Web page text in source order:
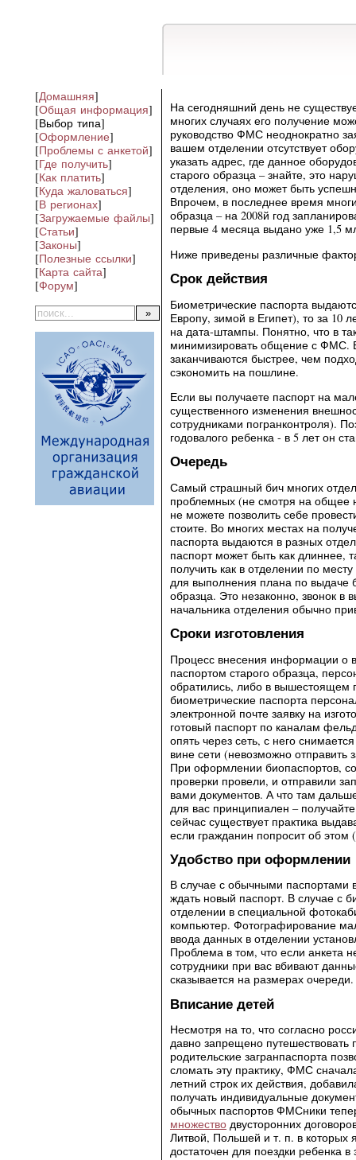
[Домашняя]
[Общая информация]
[Выбор типа]
[Оформление]
[Проблемы с анкетой]
[Где получить]
[Как платить]
[Куда жаловаться]
[В регионах]
[Загружаемые файлы]
[Статьи]
[Законы]
[Полезные ссылки]
[Карта сайта]
[Форум]
На сегодняшний день не
многих случаях его получение
руководство ФМС неоднократно
вашем отделении отсутствует
указать адрес, где данное
старого образца – знайте, это
отделения, оно может быть
Впрочем, в последнее время
образца – на 2008й год
первые 4 месяца выдано уже 1,5
Ниже приведены различные
Срок действия
Биометрические паспорта
Европу, зимой в Египет), то за 10
на дата-штампы. Понятно, что в
минимизировать общение с ФМС.
заканчиваются быстрее, чем
сэкономить на пошлине.
Если вы получаете паспорт на
существенного изменения
сотрудниками погранконтроля).
годовалого ребенка - в 5 лет он
Очередь
Самый страшный бич многих
проблемных (не смотря на общее
не можете позволить себе
стоите. Во многих местах на
паспорта выдаются в разных
паспорт может быть как длиннее,
получить как в отделении по
для выполнения плана по выдаче
образца. Это незаконно, звонок
начальника отделения обычно
Сроки изготовления
Процесс внесения информации о
паспортом старого образца,
обратились, либо в вышестоящем
биометрические паспорта
электронной почте заявку на
готовый паспорт по каналам
опять через сеть, с него
вине сети (невозможно отправить
При оформлении биопаспортов,
проверки провели, и отправили
вами документов. А что там
для вас принципиален –
сейчас существует практика
если гражданин попросит об этом
Удобство при оформлении
В случае с обычными паспортами
ждать новый паспорт. В случае с
отделении в специальной
компьютер. Фотографирование
ввода данных в отделении
Проблема в том, что если анкета
сотрудники при вас вбивают
сказывается на размерах очереди.
Вписание детей
Несмотря на то, что согласно
давно запрещено путешествовать
родительские загранпаспорта
сломать эту практику, ФМС
летний строк их действия,
получать индивидуальные
обычных паспортов ФМСники
множество двусторонних
Литвой, Польшей и т. п. в которых
достаточен для поездки ребенка в